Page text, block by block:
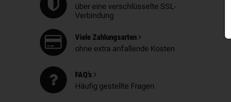
über eine verschlüsselte SSL-
Verbindung
Viele Zahlungsarten
ohne extra anfallende Kosten
FAQ's
Häufig gestellte Fragen